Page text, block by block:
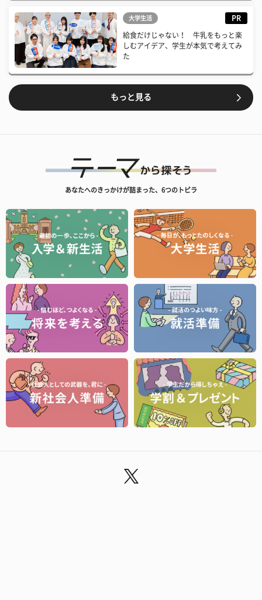
大学生活 PR
給食だけじゃない！ 牛乳をもっと楽
しむアイデア、学生が本気で考えてみ
た
もっと見る
あなたへのきっかけが詰まった、6つのトビラ